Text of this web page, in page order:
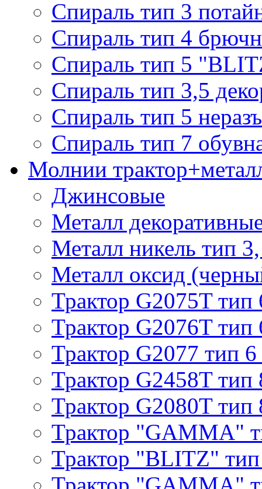
Спираль тип 3
Спираль тип 4
Спираль тип 5
Спираль тип 3,5
Спираль тип 5
Спираль тип 7
Молнии
Джинсовые
Металл
Металл никель тип
Металл оксид
Трактор G2075T тип
Трактор G2076T тип
Трактор G2077 тип 6
Трактор G2458T тип
Трактор G2080T тип
Трактор "GAMMA"
Трактор "BLITZ"